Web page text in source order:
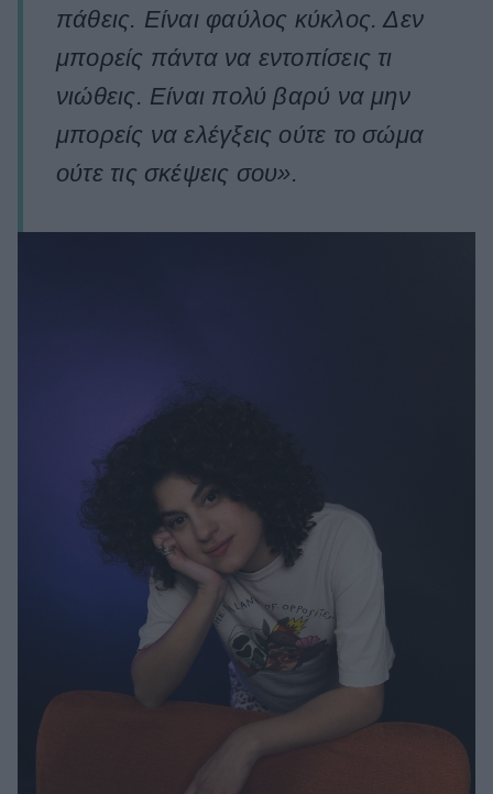
πάθεις. Είναι φαύλος κύκλος. Δεν
μπορείς πάντα να εντοπίσεις τι
νιώθεις. Είναι πολύ βαρύ να μην
μπορείς να ελέγξεις ούτε το σώμα
ούτε τις σκέψεις σου».